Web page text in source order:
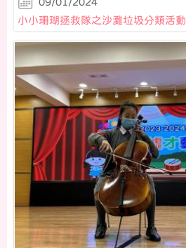
小小珊瑚拯救隊之沙灘垃圾分類活動